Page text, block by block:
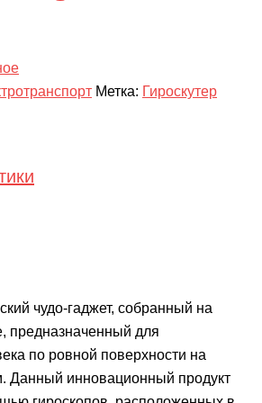
Метка: Гироскутер
чудо-гаджет, собранный на
предназначенный для
по ровной поверхности на
Данный инновационный продукт